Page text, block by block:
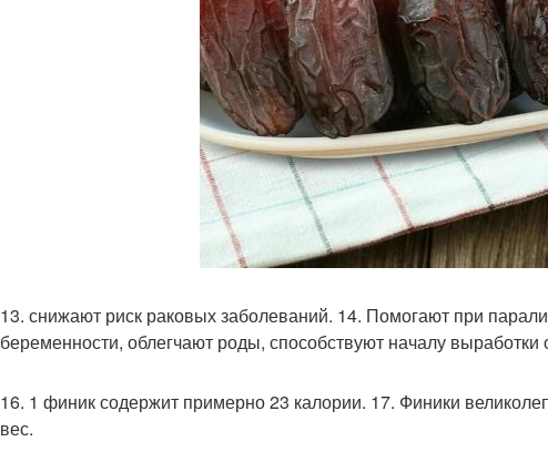
13. снижают риск раковых заболеваний. 14. Помогают при
беременности, облегчают роды, способствуют началу
16. 1 финик содержит примерно 23 калории. 17. Финики
вес.